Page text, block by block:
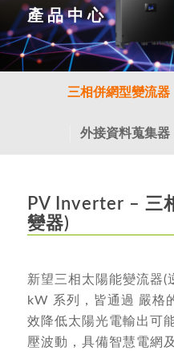
產 品 中 心
三相併網型變流器
外接資料蒐集器
PV Inverter – 三
變器)
新望三相太陽能變流器
kW 系列，皆通過 嚴格
效降低太陽光電輸出可
壓波動，具備智慧電網